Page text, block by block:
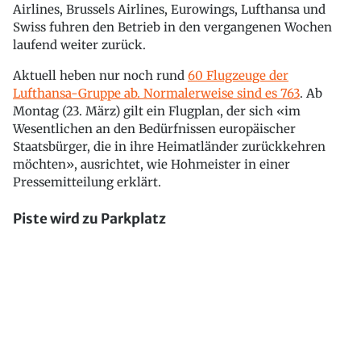
Airlines, Brussels Airlines, Eurowings, Lufthansa und
Swiss fuhren den Betrieb in den vergangenen Wochen
laufend weiter zurück.
Aktuell heben nur noch rund 60 Flugzeuge der
Lufthansa-Gruppe ab. Normalerweise sind es 763. Ab
Montag (23. März) gilt ein Flugplan, der sich «im
Wesentlichen an den Bedürfnissen europäischer
Staatsbürger, die in ihre Heimatländer zurückkehren
möchten», ausrichtet, wie Hohmeister in einer
Pressemitteilung erklärt.
Piste wird zu Parkplatz